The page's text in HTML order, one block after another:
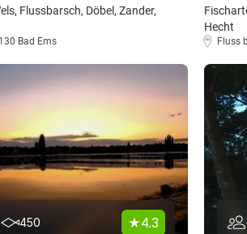
Flussbarsch, Döbel, Zander,
Bad Ems
Hecht
Fluss
450 4.3